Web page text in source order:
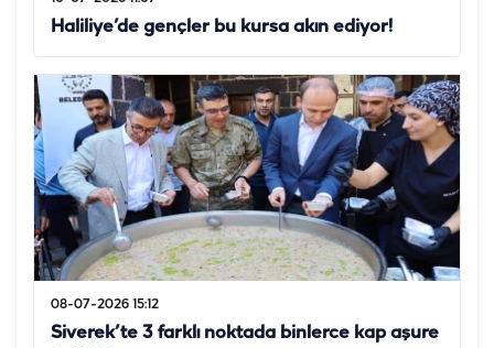
Haliliye’de gençler bu kursa akın ediyor!
08-07-2026 15:12
Siverek’te 3 farklı noktada binlerce kap aşure